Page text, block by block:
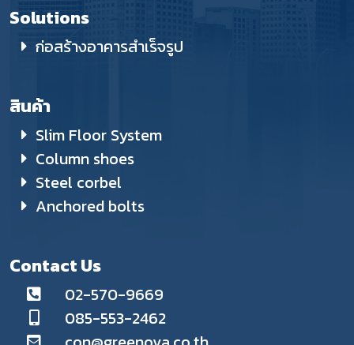
Solutions
ก่อสร้างอาคารสำเร็จรูป
สินค้า
Slim Floor System
Column shoes
Steel corbel
Anchored bolts
Contact Us
02-570-9669
085-553-2462